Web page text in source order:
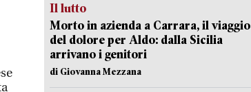
Il lutto
Morto in azienda a Carrara, il viaggio
del dolore per Aldo: dalla Sicilia
arrivano i genitori
di Giovanna Mezzana